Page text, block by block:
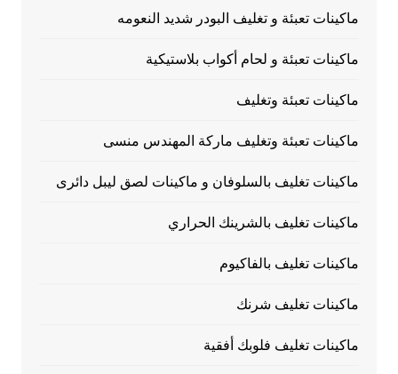
ماكينات تعبئة و تغليف البودر شديد النعومه
ماكينات تعبئة و لحام أكواب بلاستيكية
ماكينات تعبئة وتغليف
ماكينات تعبئة وتغليف ماركة المهندس منسى
ماكينات تغليف بالسلوفان و ماكينات لصق ليبل دائرى
ماكينات تغليف بالشرينك الحراري
ماكينات تغليف بالفاكيوم
ماكينات تغليف شرنك
ماكينات تغليف فلوبك أفقية